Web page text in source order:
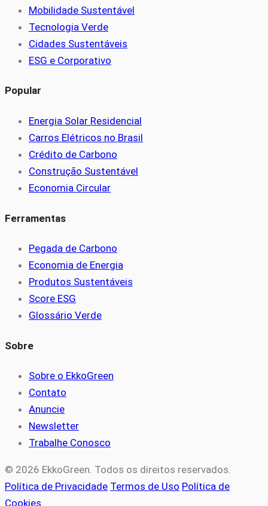
Mobilidade Sustentável
Tecnologia Verde
Cidades Sustentáveis
ESG e Corporativo
Popular
Energia Solar Residencial
Carros Elétricos no Brasil
Crédito de Carbono
Construção Sustentável
Economia Circular
Ferramentas
Pegada de Carbono
Economia de Energia
Produtos Sustentáveis
Score ESG
Glossário Verde
Sobre
Sobre o EkkoGreen
Contato
Anuncie
Newsletter
Trabalhe Conosco
© 2026 EkkoGreen. Todos os direitos reservados.
Política de Privacidade Termos de Uso Política de
Cookies